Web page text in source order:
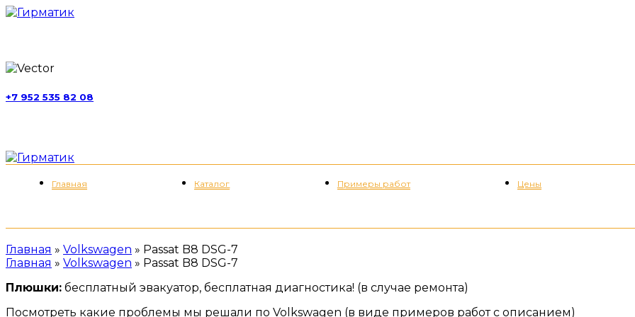
+7 952 535 82 08
Главная Каталог Примеры работ Цены
Главная » Volkswagen » Passat B8 DSG-7
Главная » Volkswagen » Passat B8 DSG-7
Плюшки: бесплатный эвакуатор, бесплатная диагностика! (в случае ремонта)
Посмотреть какие проблемы мы решали по Volkswagen (в виде примеров работ с описанием)